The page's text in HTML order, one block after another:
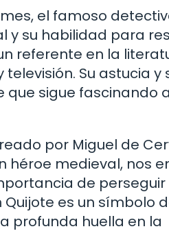
el famoso
y su habilidad para
referente en la
Su astucia y
sigue fascinando
por Miguel de
héroe medieval, nos
de perseguir
es un símbolo
profunda huella en la